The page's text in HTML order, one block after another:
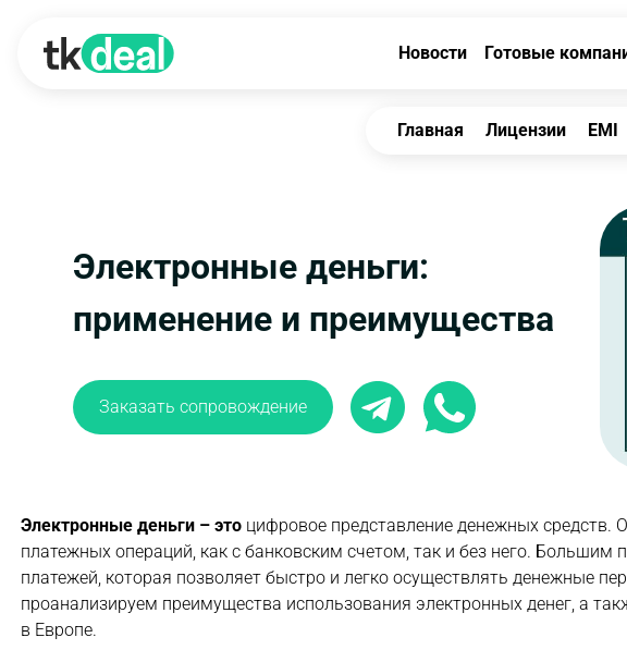
Новости Готовые
Главная Лицензии EMI
Электронные деньги:
применение и преимущества
Заказать сопровождение
Электронные деньги – это цифровое представление денежных
платежных операций, как с банковским счетом, так и без него.
платежей, которая позволяет быстро и легко осуществлять денежные
проанализируем преимущества использования электронных денег, а
в Европе.